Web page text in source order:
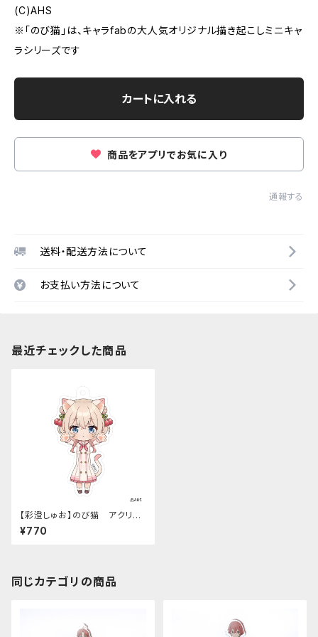
(C)AHS
※「のび猫」は、キャラfabの大人気オリジナル描き起こしミニキャ
ラシリーズです
カートに入れる
商品をアプリでお気に入り
通報する
送料・配送方法について
お支払い方法について
最近チェックした商品
【彩澄しゅお】のび猫 アクリル
キーホルダー
¥770
同じカテゴリの商品